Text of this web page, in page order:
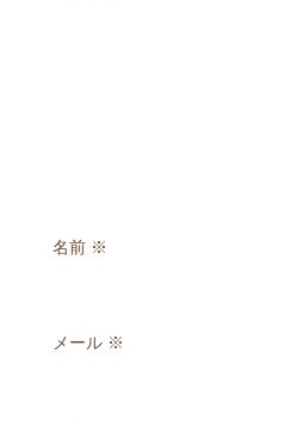
名前 ※
メール ※